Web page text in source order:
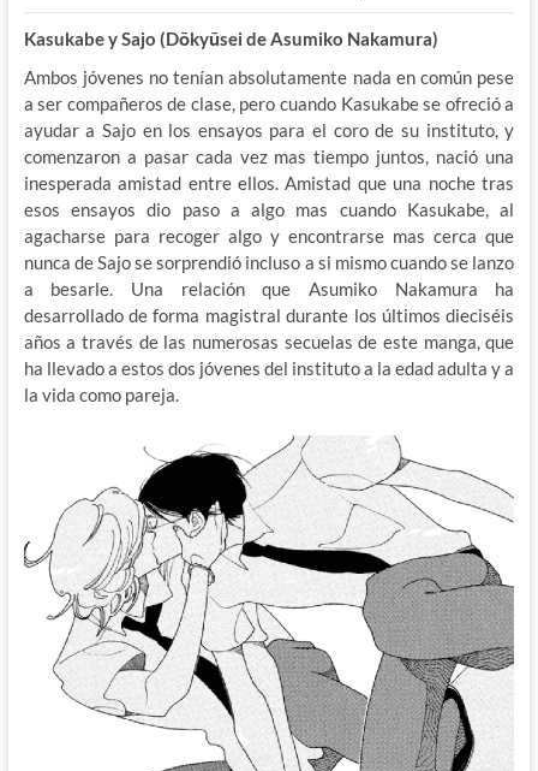
Kasukabe y Sajo (Dōkyūsei de Asumiko Nakamura)
Ambos jóvenes no tenían absolutamente nada en común pese
a ser compañeros de clase, pero cuando Kasukabe se ofreció a
ayudar a Sajo en los ensayos para el coro de su instituto, y
comenzaron a pasar cada vez mas tiempo juntos, nació una
inesperada amistad entre ellos. Amistad que una noche tras
esos ensayos dio paso a algo mas cuando Kasukabe, al
agacharse para recoger algo y encontrarse mas cerca que
nunca de Sajo se sorprendió incluso a si mismo cuando se lanzo
a besarle. Una relación que Asumiko Nakamura ha
desarrollado de forma magistral durante los últimos dieciséis
años a través de las numerosas secuelas de este manga, que
ha llevado a estos dos jóvenes del instituto a la edad adulta y a
la vida como pareja.